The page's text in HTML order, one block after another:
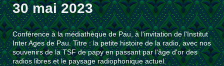
30 mai 2023
Conférence à la médiathèque de Pau, à l'invitation de l'Institut
Inter Ages de Pau. Titre : la petite histoire de la radio, avec nos
souvenirs de la TSF de papy en passant par l'âge d'or des
radios libres et le paysage radiophonique actuel.